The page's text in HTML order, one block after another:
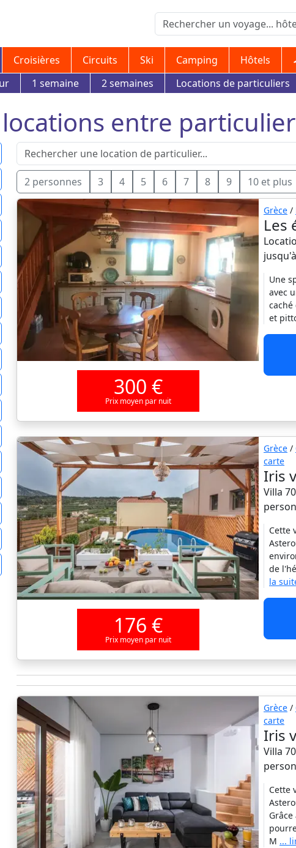
Croisières Circuits Ski Camping Hôtels
1 semaine 2 semaines Locations de particuliers
entre
2 personnes 3 4 5 6 7 8 9 10 et plus
300 €
Prix moyen par nuit
Grèce /
Les
Une
avec
et
176 €
Prix moyen par nuit
Grèce /
carte
Iris
Villa
Cette
de
la
Grèce /
carte
Iris
Villa
Cette
M ...